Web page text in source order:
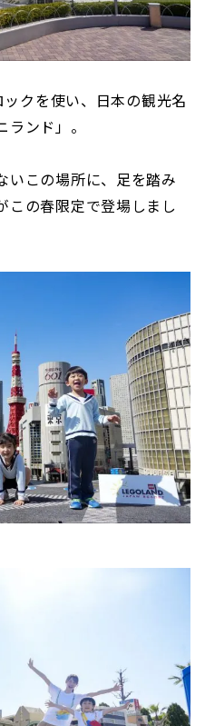
クを使い、日本の観光名
ンド」。
いこの場所に、足を踏み
この春限定で登場しまし